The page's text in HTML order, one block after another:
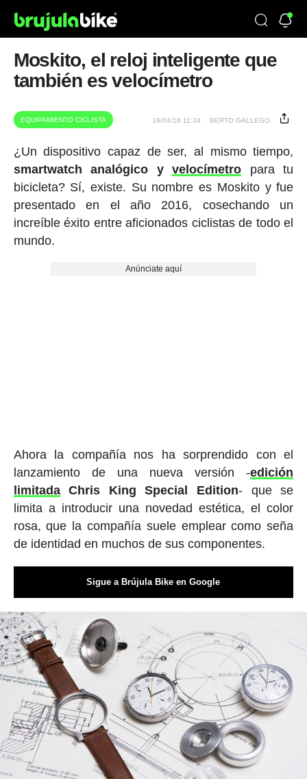
Moskito, el reloj inteligente que
también es velocímetro
EQUIPAMIENTO CICLISTA 19/04/18 11:34 BERTO GALLEGO
¿Un dispositivo capaz de ser, al mismo tiempo,
smartwatch analógico yvelocímetro para tu
bicicleta? Sí, existe. Su nombre es Moskito y fue
presentado en el año 2016, cosechando un
increíble éxito entre aficionados ciclistas de todo el
mundo.
Anúnciate aquí
Ahora la compañía nos ha sorprendido con el
lanzamiento de una nueva versión -edición
limitadaChris King Special Edition- que se
limita a introducir una novedad estética, el color
rosa, que la compañía suele emplear como seña
de identidad en muchos de sus componentes.
Sigue a Brújula Bike en Google